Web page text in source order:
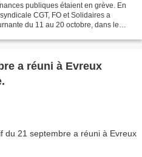
publiques étaient en grève. En
CGT, FO et Solidaires a
du 11 au 20 octobre, dans le
a réuni à Evreux